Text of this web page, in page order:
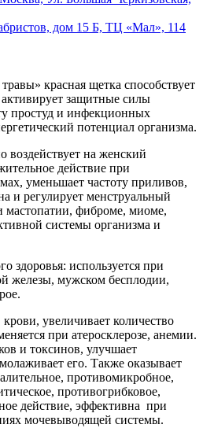
дом 15 Б, ТЦ «Мал», 114
красная щетка способствует
защитные силы
простуд и инфекционных
потенциал организма.
воздействует на женский
действие при
уменьшает частоту приливов,
и регулирует менструальный
мастопатии, фиброме, миоме,
системы организма и
здоровья: используется при
железы, мужском бесплодии,
увеличивает количество
при атеросклерозе, анемии.
и токсинов, улучшает
его. Также оказывает
противомикробное,
противогрибковое,
действие, эффективна при
мочевыводящей системы.